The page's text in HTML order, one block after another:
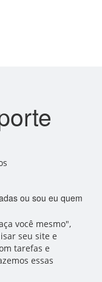
ou sou eu quem
você mesmo",
seu site e
tarefas e
essas